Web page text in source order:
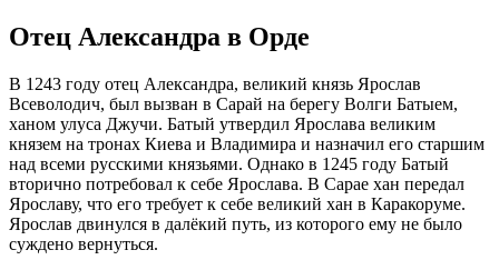
Отец Александра в Орде
В 1243 году отец Александра, великий князь Ярослав
Всеволодич, был вызван в Сарай на берегу Волги Батыем,
ханом улуса Джучи. Батый утвердил Ярослава великим
князем на тронах Киева и Владимира и назначил его старшим
над всеми русскими князьями. Однако в 1245 году Батый
вторично потребовал к себе Ярослава. В Сарае хан передал
Ярославу, что его требует к себе великий хан в Каракоруме.
Ярослав двинулся в далёкий путь, из которого ему не было
суждено вернуться.